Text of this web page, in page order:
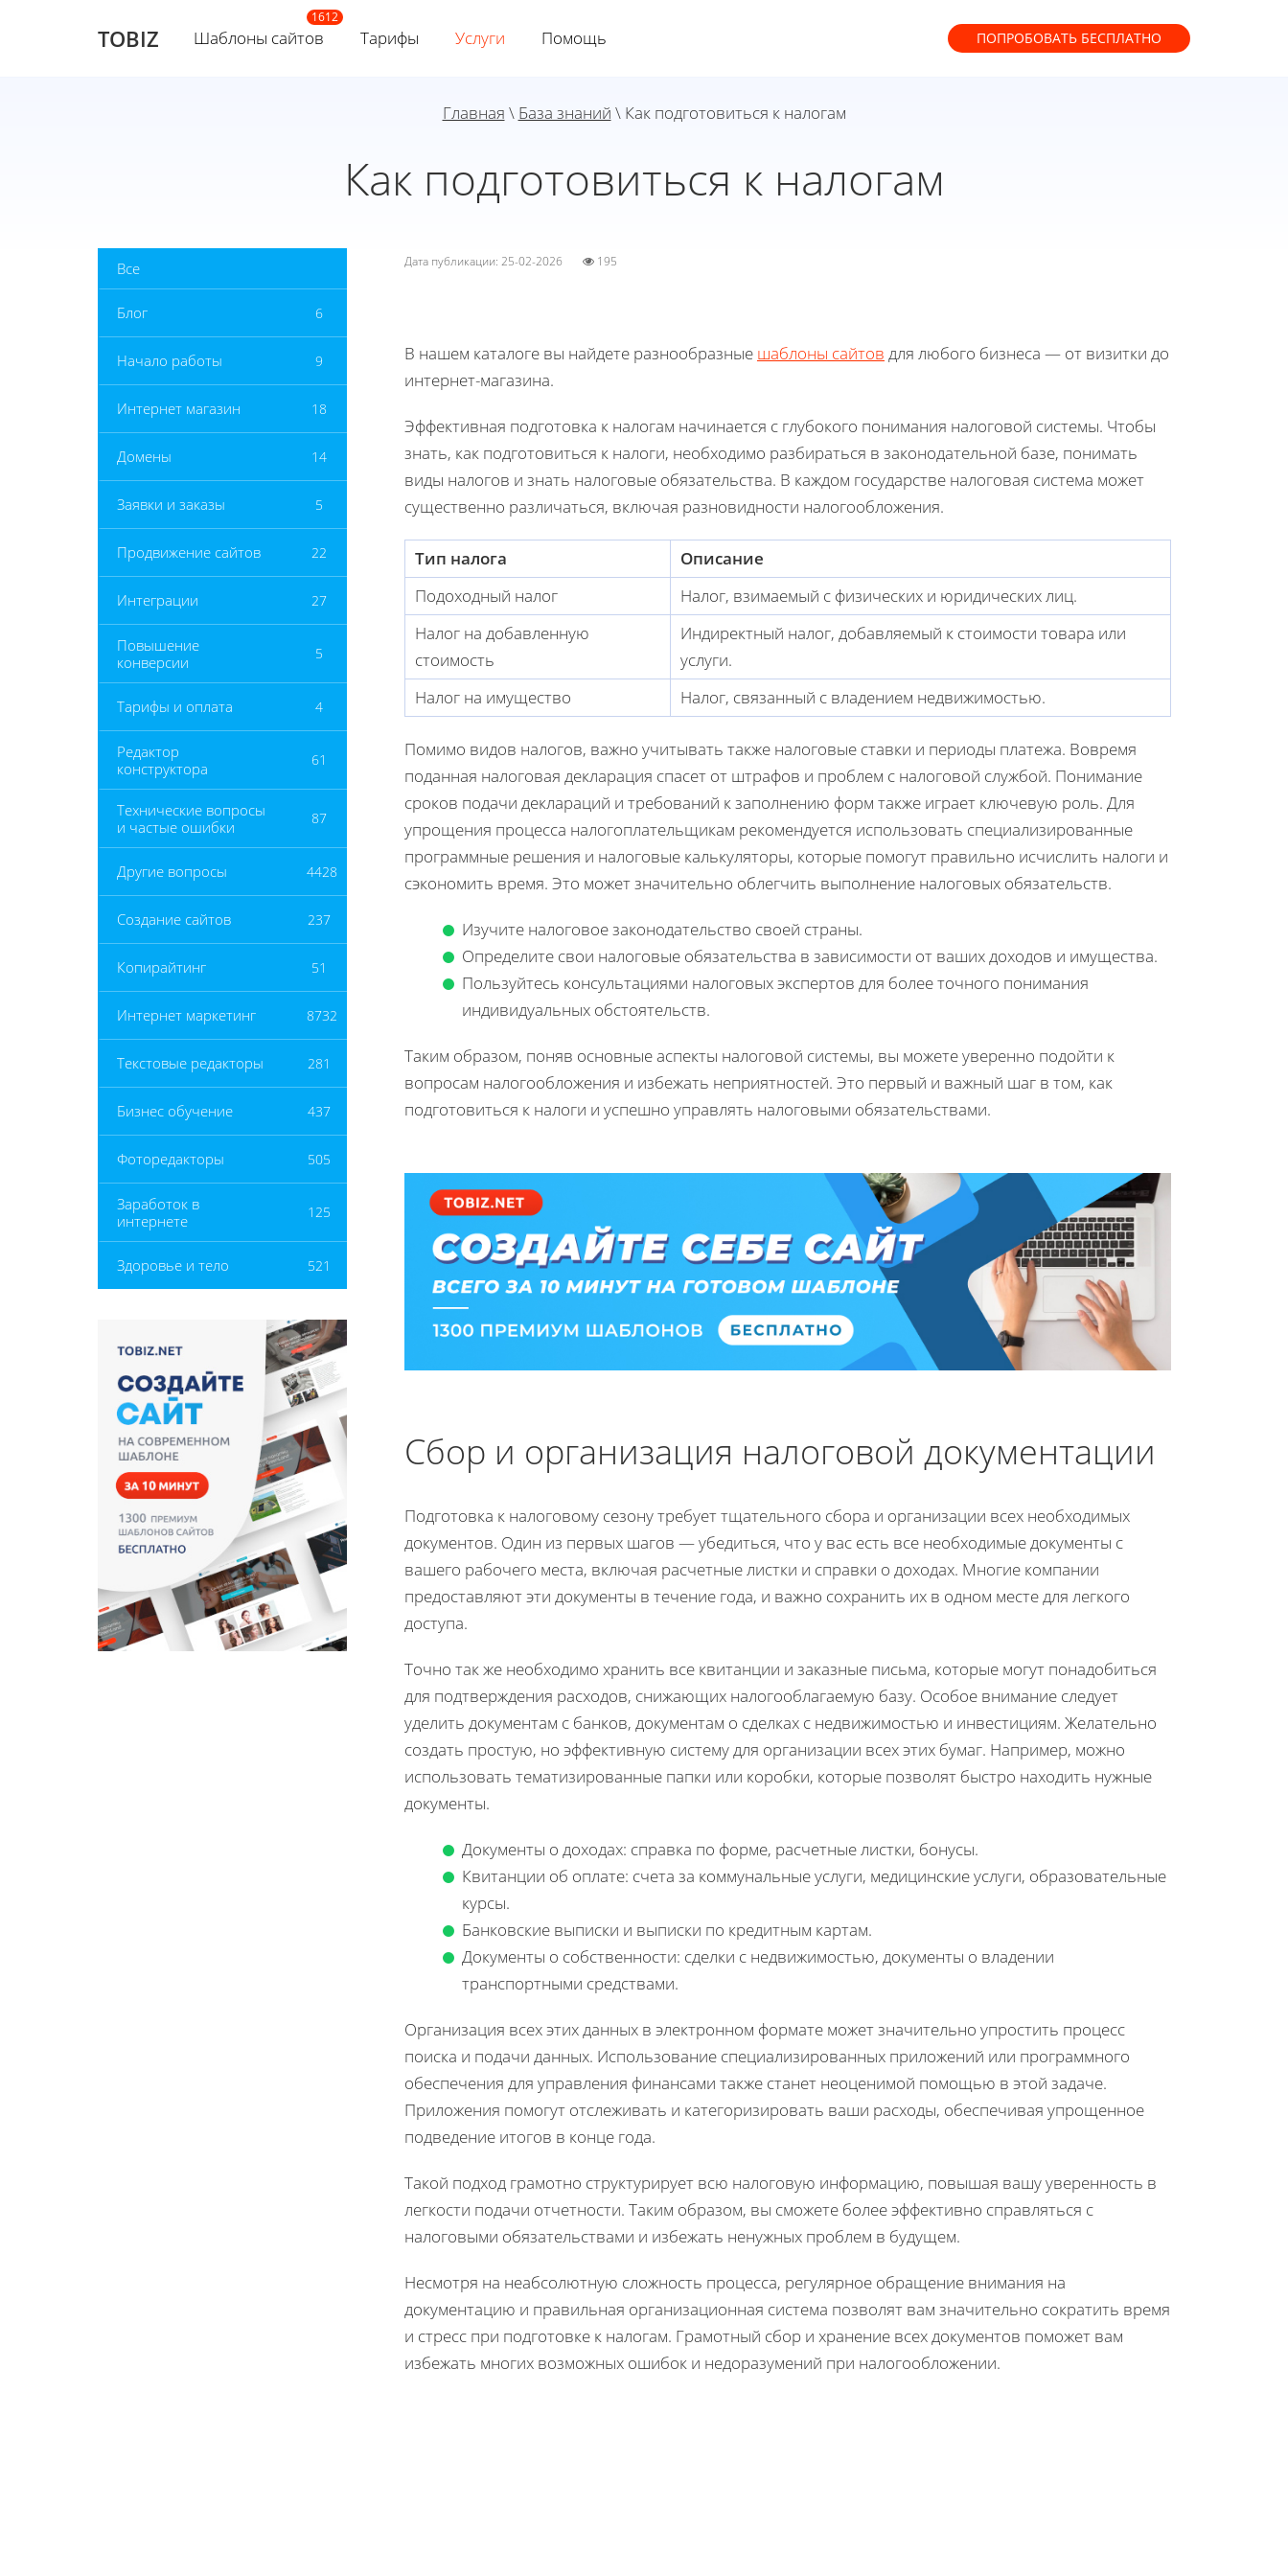
TOBIZ Шаблоны сайтов Тарифы Услуги Помощь ПОПРОБОВАТЬ БЕСПЛАТНО
Главная \ База знаний \ Как подготовиться к налогам
Как подготовиться к налогам
Все
Блог 6
Начало работы 9
Интернет магазин 18
Домены 14
Заявки и заказы 5
Продвижение сайтов 22
Интеграции 27
Повышение
конверсии
5
Тарифы и оплата 4
Редактор
конструктора
61
Технические вопросы
и частые ошибки
87
Другие вопросы 4428
Создание сайтов 237
Копирайтинг 51
Интернет маркетинг 8732
Текстовые редакторы 281
Бизнес обучение 437
Фоторедакторы 505
Заработок в
интернете
125
Здоровье и тело 521
Дата публикации: 25-02-2026 195
В нашем каталоге вы найдете разнообразные шаблоны сайтов для любого бизнеса — от визитки до
интернет-магазина.
Эффективная подготовка к налогам начинается с глубокого понимания налоговой системы. Чтобы
знать, как подготовиться к налоги, необходимо разбираться в законодательной базе, понимать
виды налогов и знать налоговые обязательства. В каждом государстве налоговая система может
существенно различаться, включая разновидности налогообложения.
Тип налога
Описание
Подоходный налог
Налог, взимаемый с физических и юридических лиц.
Налог на добавленную
стоимость
Индиректный налог, добавляемый к стоимости товара или
услуги.
Налог на имущество
Налог, связанный с владением недвижимостью.
Помимо видов налогов, важно учитывать также налоговые ставки и периоды платежа. Вовремя
поданная налоговая декларация спасет от штрафов и проблем с налоговой службой. Понимание
сроков подачи деклараций и требований к заполнению форм также играет ключевую роль. Для
упрощения процесса налогоплательщикам рекомендуется использовать специализированные
программные решения и налоговые калькуляторы, которые помогут правильно исчислить налоги и
сэкономить время. Это может значительно облегчить выполнение налоговых обязательств.
Изучите налоговое законодательство своей страны.
Определите свои налоговые обязательства в зависимости от ваших доходов и имущества.
Пользуйтесь консультациями налоговых экспертов для более точного понимания
индивидуальных обстоятельств.
Таким образом, поняв основные аспекты налоговой системы, вы можете уверенно подойти к
вопросам налогообложения и избежать неприятностей. Это первый и важный шаг в том, как
подготовиться к налоги и успешно управлять налоговыми обязательствами.
Сбор и организация налоговой документации
Подготовка к налоговому сезону требует тщательного сбора и организации всех необходимых
документов. Один из первых шагов — убедиться, что у вас есть все необходимые документы с
вашего рабочего места, включая расчетные листки и справки о доходах. Многие компании
предоставляют эти документы в течение года, и важно сохранить их в одном месте для легкого
доступа.
Точно так же необходимо хранить все квитанции и заказные письма, которые могут понадобиться
для подтверждения расходов, снижающих налогооблагаемую базу. Особое внимание следует
уделить документам с банков, документам о сделках с недвижимостью и инвестициям. Желательно
создать простую, но эффективную систему для организации всех этих бумаг. Например, можно
использовать тематизированные папки или коробки, которые позволят быстро находить нужные
документы.
Документы о доходах: справка по форме, расчетные листки, бонусы.
Квитанции об оплате: счета за коммунальные услуги, медицинские услуги, образовательные
курсы.
Банковские выписки и выписки по кредитным картам.
Документы о собственности: сделки с недвижимостью, документы о владении
транспортными средствами.
Организация всех этих данных в электронном формате может значительно упростить процесс
поиска и подачи данных. Использование специализированных приложений или программного
обеспечения для управления финансами также станет неоценимой помощью в этой задаче.
Приложения помогут отслеживать и категоризировать ваши расходы, обеспечивая упрощенное
подведение итогов в конце года.
Такой подход грамотно структурирует всю налоговую информацию, повышая вашу уверенность в
легкости подачи отчетности. Таким образом, вы сможете более эффективно справляться с
налоговыми обязательствами и избежать ненужных проблем в будущем.
Несмотря на неабсолютную сложность процесса, регулярное обращение внимания на
документацию и правильная организационная система позволят вам значительно сократить время
и стресс при подготовке к налогам. Грамотный сбор и хранение всех документов поможет вам
избежать многих возможных ошибок и недоразумений при налогообложении.